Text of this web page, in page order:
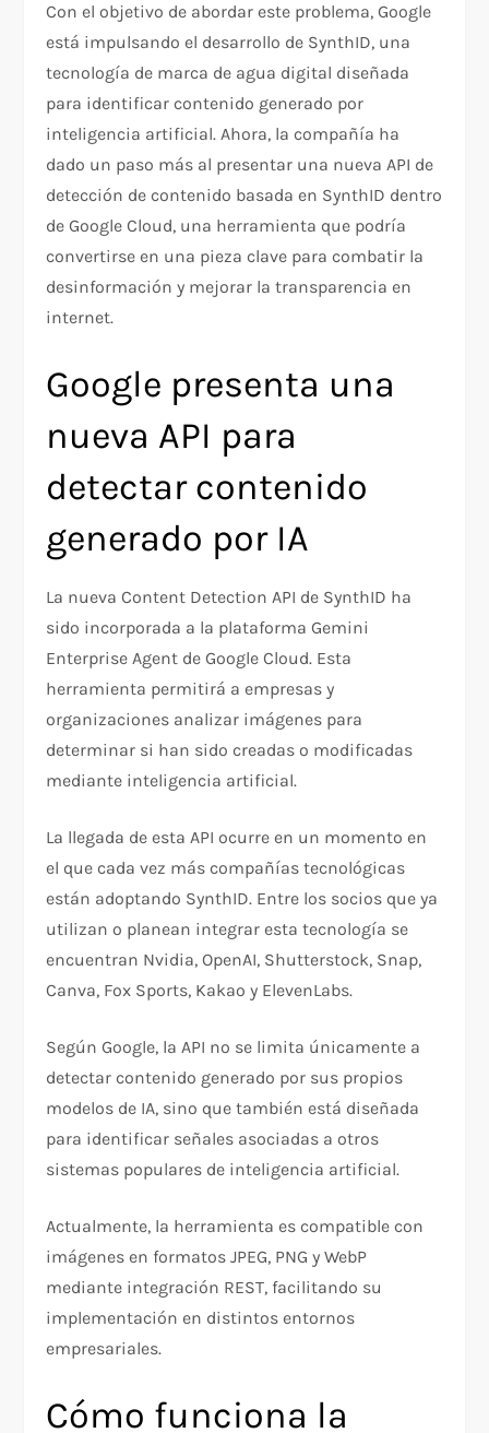
Con el objetivo de abordar este problema, Google
está impulsando el desarrollo de SynthID, una
tecnología de marca de agua digital diseñada
para identificar contenido generado por
inteligencia artificial. Ahora, la compañía ha
dado un paso más al presentar una nueva API de
detección de contenido basada en SynthID dentro
de Google Cloud, una herramienta que podría
convertirse en una pieza clave para combatir la
desinformación y mejorar la transparencia en
internet.
Google presenta una
nueva API para
detectar contenido
generado por IA
La nueva Content Detection API de SynthID ha
sido incorporada a la plataforma Gemini
Enterprise Agent de Google Cloud. Esta
herramienta permitirá a empresas y
organizaciones analizar imágenes para
determinar si han sido creadas o modificadas
mediante inteligencia artificial.
La llegada de esta API ocurre en un momento en
el que cada vez más compañías tecnológicas
están adoptando SynthID. Entre los socios que ya
utilizan o planean integrar esta tecnología se
encuentran Nvidia, OpenAI, Shutterstock, Snap,
Canva, Fox Sports, Kakao y ElevenLabs.
Según Google, la API no se limita únicamente a
detectar contenido generado por sus propios
modelos de IA, sino que también está diseñada
para identificar señales asociadas a otros
sistemas populares de inteligencia artificial.
Actualmente, la herramienta es compatible con
imágenes en formatos JPEG, PNG y WebP
mediante integración REST, facilitando su
implementación en distintos entornos
empresariales.
Cómo funciona la